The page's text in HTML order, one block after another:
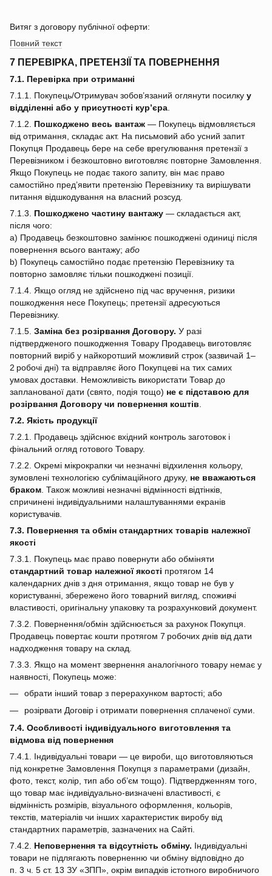
Витяг з договору публічної оферти:
Повний текст
7 ПЕРЕВІРКА, ПРЕТЕНЗІЇ ТА ПОВЕРНЕННЯ
7.1. Перевірка при отриманні
7.1.1. Покупець/Отримувач зобов’язаний оглянути посилку у
відділенні або у присутності кур’єра
7.1.2. Пошкоджено весь вантаж — Покупець відмовляється
від отримання, складає акт. На письмовий або усний запит
Покупця Продавець бере на себе врегулювання претензії з
Перевізником і безкоштовно виготовляє повторне Замовлення.
Якщо Покупець не подає такого запиту, він має право
самостійно пред’явити претензію Перевізнику та вирішувати
питання відшкодування на власний розсуд.
7.1.3. Пошкоджено частину вантажу — складається акт,
після чого:
a) Продавець безкоштовно замінює пошкоджені одиниці після
повернення всього вантажу; або
b) Покупець самостійно подає претензію Перевізнику та
повторно замовляє тільки пошкоджені позиції.
7.1.4. Якщо огляд не здійснено під час вручення, ризики
пошкодження несе Покупець; претензії адресуються
Перевізнику.
7.1.5. Заміна без розірвання Договору. У разі
підтвердженого пошкодження Товару Продавець виготовляє
повторний виріб у найкоротший можливий строк (зазвичай 1–
2 робочі дні) та відправляє його Покупцеві на тих самих
умовах доставки. Неможливість використати Товар до
запланованої дати (свято, подія тощо) не є підставою для
розірвання Договору чи повернення коштів
7.2. Якість продукції
7.2.1. Продавець здійснює вхідний контроль заготовок і
фінальний огляд готового Товару.
7.2.2. Окремі мікрокрапки чи незначні відхилення кольору,
зумовлені технологією сублімаційного друку, не вважаються
браком . Також можливі незначні відмінності відтінків,
спричинені індивідуальними налаштуваннями екранів
користувачів.
7.3. Повернення та обмін стандартних товарів належної
якості
7.3.1. Покупець має право повернути або обміняти
стандартний товар належної якості протягом 14
календарних днів з дня отримання, якщо товар не був у
користуванні, збережено його товарний вигляд, споживчі
властивості, оригінальну упаковку та розрахунковий документ.
7.3.2. Повернення/обмін здійснюється за рахунок Покупця.
Продавець повертає кошти протягом 7 робочих днів від дати
надходження товару на склад.
7.3.3. Якщо на момент звернення аналогічного товару немає у
наявності, Покупець може:
обрати інший товар з перерахунком вартості; або
розірвати Договір і отримати повернення сплаченої суми.
7.4. Особливості індивідуального виготовлення та
відмова від повернення
7.4.1. Індивідуальні товари — це вироби, що виготовляються
під конкретне Замовлення Покупця з параметрами (дизайн,
фото, текст, колір, тип або об’єм тощо). Підтвердженням того,
що товар має індивідуально‑визначені властивості, є
відмінність розмірів, візуального оформлення, кольорів,
текстів, матеріалів чи інших характеристик виробу від
стандартних параметрів, зазначених на Сайті.
7.4.2. Неповернення та відсутність обміну. Індивідуальні
товари не підлягають поверненню чи обміну відповідно до
п. 3 ч. 5 ст. 13 ЗУ «ЗПП», окрім випадків істотного виробничого